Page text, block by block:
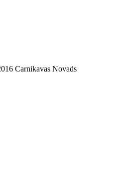
Carnikavas Novads